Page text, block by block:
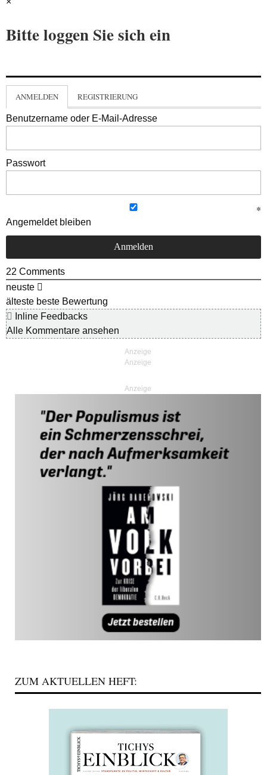
Bitte loggen Sie sich ein
ANMELDEN REGISTRIERUNG
Benutzername oder E-Mail-Adresse
Passwort
Angemeldet bleiben
22 Comments
neuste
älteste beste Bewertung
Inline Feedbacks
Alle Kommentare ansehen
Anzeige
ZUM AKTUELLEN HEFT: